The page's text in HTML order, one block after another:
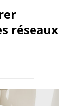
réseaux